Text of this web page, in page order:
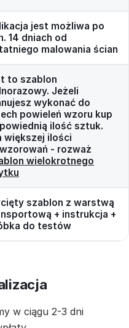
jest możliwa po
14 dniach od
malowania ścian
to szablon
Jeżeli
wykonać do
powieleń wzoru kup
ilość sztuk.
większej ilości
- rozważ
wielokrotnego
szablon z warstwą
+ instrukcja +
do testów
w ciągu 2-3 dni